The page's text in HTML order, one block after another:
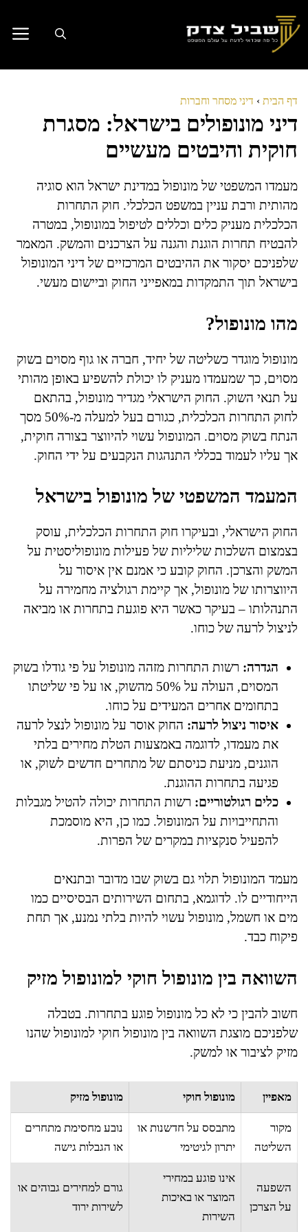
לתוכן
דף הבית › דיני מסחר וחברות
דיני מונופולים בישראל: מסגרת
חוקית והיבטים מעשיים
מעמדו המשפטי של מונופול במדינת ישראל הוא סוגיה
מהותית ורבת עניין במשפט הכלכלי. חוק התחרות
הכלכלית מעניק כלים וכללים לטיפול במונופול, במטרה
להבטיח תחרות הוגנת והגנה על הצרכנים והמשק. המאמר
שלפניכם יסקור את ההיבטים המרכזיים של דיני המונופול
בישראל תוך התמקדות במאפייני החוק וביישום מעשי.
מהו מונופול?
מונופול מוגדר כשליטה של יחיד, חברה או גוף מסוים בשוק
מסוים, כך שמעמדו מעניק לו יכולת להשפיע באופן מהותי
על תנאי השוק. החוק הישראלי מגדיר מונופול, בהתאם
לחוק התחרות הכלכלית, כגורם בעל למעלה מ-50% מסך
הנתח בשוק מסוים. המונופול עשוי להיווצר בצורה חוקית,
אך עליו לעמוד בכללי התנהגות הנקבעים על ידי החוק.
המעמד המשפטי של מונופול בישראל
החוק הישראלי, ובעיקרו חוק התחרות הכלכלית, עוסק
בצמצום השלכות שליליות של פעילות מונופוליסטית על
המשק והצרכן. החוק קובע כי אמנם אין איסור על
היווצרותו של מונופול, אך קיימת רגולציה מחמירה על
התנהלותו – בעיקר כאשר היא פוגעת בתחרות או מביאה
לניצול לרעה של כוחו.
הגדרה: רשות התחרות מזהה מונופול על פי גודלו בשוק
המסוים, העולה על 50% מהשוק, או על פי שליטתו
בתחומים אחרים המעידים על כוחו.
איסור ניצול לרעה: החוק אוסר על מונופול לנצל לרעה
את מעמדו, לדוגמה באמצעות הטלת מחירים בלתי
הוגנים, מניעת כניסתם של מתחרים חדשים לשוק, או
פגיעה בתחרות ההוגנת.
כלים רגולטוריים: רשות התחרות יכולה להטיל מגבלות
והתחייבויות על המונופול. כמו כן, היא מוסמכת
להפעיל סנקציות במקרים של הפרות.
מעמד המונופול תלוי גם בשוק שבו מדובר ובתנאים
הייחודיים לו. לדוגמא, בתחום השירותים הבסיסיים כמו
מים או חשמל, מונופול עשוי להיות בלתי נמנע, אך תחת
פיקוח כבד.
השוואה בין מונופול חוקי למונופול מזיק
חשוב להבין כי לא כל מונופול פוגע בתחרות. בטבלה
שלפניכם מוצגת השוואה בין מונופול חוקי למונופול שהנו
מזיק לציבור או למשק.
מאפיין מונופול חוקי מונופול מזיק
מקור
השליטה
מתבסס על חדשנות או
יתרון לגיטימי
נובע מחסימת מתחרים
או הגבלות גישה
השפעה
על הצרכן
אינו פוגע במחירי
המוצר או באיכות
השירות
גורם למחירים גבוהים או
לשירות ירוד